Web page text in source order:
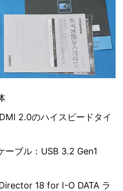
2.0のハイスピードタイ
ブル：USB 3.2 Gen1
18 for I-O DATA ラ